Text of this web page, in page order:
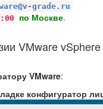
grade.ru
по Москве.
VMware vSphere
VMware:
конфигуратор